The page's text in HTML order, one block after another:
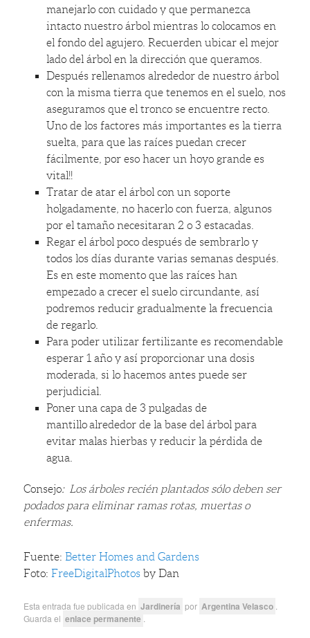
manejarlo con cuidado y que permanezca
intacto nuestro árbol mientras lo colocamos en
el fondo del agujero. Recuerden ubicar el mejor
lado del árbol en la dirección que queramos.
Después rellenamos alrededor de nuestro árbol
con la misma tierra que tenemos en el suelo, nos
aseguramos que el tronco se encuentre recto.
Uno de los factores más importantes es la tierra
suelta, para que las raíces puedan crecer
fácilmente, por eso hacer un hoyo grande es
vital!!
Tratar de atar el árbol con un soporte
holgadamente, no hacerlo con fuerza, algunos
por el tamaño necesitaran 2 o 3 estacadas.
Regar el árbol poco después de sembrarlo y
todos los días durante varias semanas después.
Es en este momento que las raíces han
empezado a crecer el suelo circundante, así
podremos reducir gradualmente la frecuencia
de regarlo.
Para poder utilizar fertilizante es recomendable
esperar 1 año y así proporcionar una dosis
moderada, si lo hacemos antes puede ser
perjudicial.
Poner una capa de 3 pulgadas de
mantillo alrededor de la base del árbol para
evitar malas hierbas y reducir la pérdida de
agua.
Consejo: Los árboles recién plantados sólo deben ser
podados para eliminar ramas rotas, muertas o
enfermas.
Fuente:Better Homes and Gardens
Foto:FreeDigitalPhotos by Dan
Esta entrada fue publicada en Jardinería por Argentina Velasco
Guarda el enlace permanente